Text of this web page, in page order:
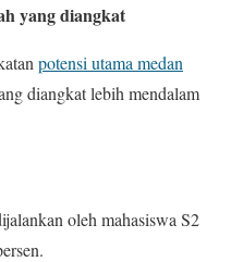
yang diangkat
potensi utama medan
diangkat lebih mendalam
oleh mahasiswa S2